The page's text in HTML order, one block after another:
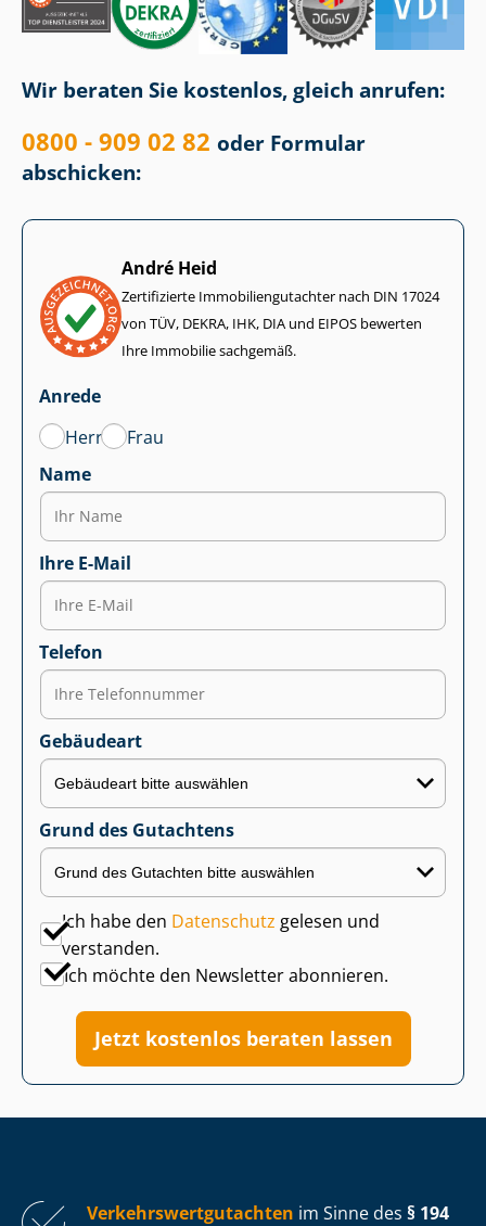
Wir beraten Sie kostenlos, gleich anrufen:
0800 - 909 02 82 oder Formular
abschicken:
André Heid
Zertifizierte Im­mo­bi­li­en­gut­ach­ter nach DIN 17024
von TÜV, DEKRA, IHK, DIA und EIPOS bewerten
Ihre Immobilie sachgemäß.
Anrede
Herr
Frau
Name
Ihre E-Mail
Telefon
Gebäudeart
Grund des Gutachtens
Ich habe den Datenschutz gelesen und
verstanden.
Ich möchte den Newsletter abonnieren.
Jetzt kostenlos beraten lassen
Ver­kehrs­wert­gut­ach­ten im Sinne des § 194